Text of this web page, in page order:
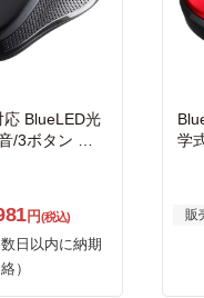
BlueLED光
/3ボタン ブ
円(税込)
日以内に納期
）
学
販